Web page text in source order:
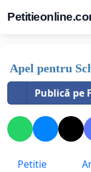
Apel pentru
Publică pe
Petitie